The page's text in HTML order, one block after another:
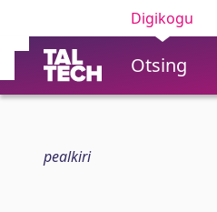
Digikogu
Otsing
pealkiri